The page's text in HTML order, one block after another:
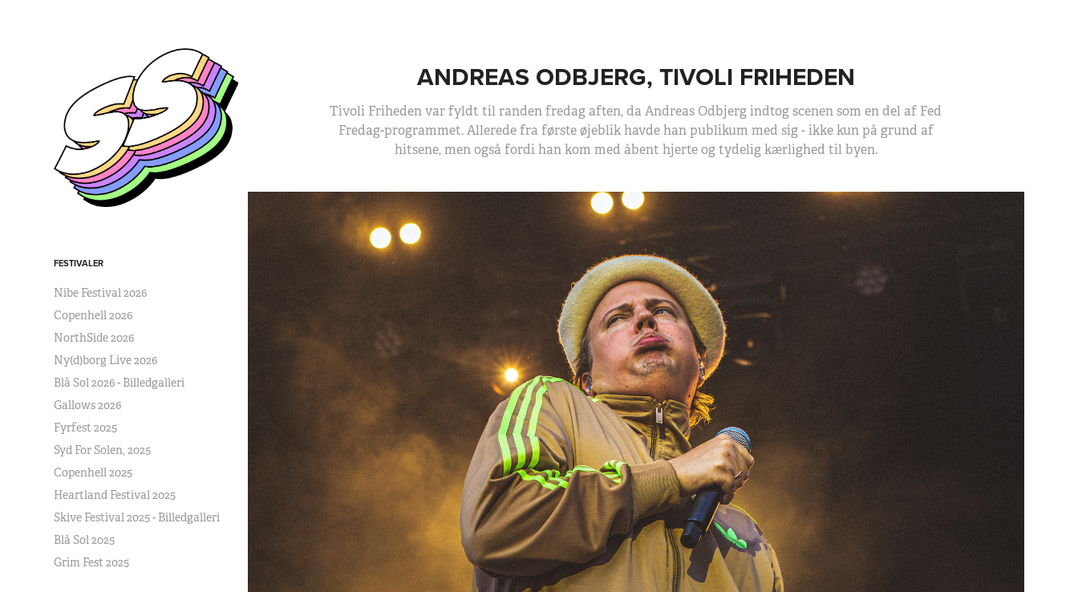
FESTIVALER
Nibe Festival 2026
Copenhell 2026
NorthSide 2026
Ny(d)borg Live 2026
Blå Sol 2026 - Billedgalleri
Gallows 2026
Fyrfest 2025
Syd For Solen, 2025
Copenhell 2025
Heartland Festival 2025
Skive Festival 2025 - Billedgalleri
Blå Sol 2025
Grim Fest 2025
ANDREAS ODBJERG, TIVOLI FRIHEDEN
Tivoli Friheden var fyldt til randen fredag aften, da Andreas Odbjerg indtog scenen som en del af Fed
Fredag-programmet. Allerede fra første øjeblik havde han publikum med sig - ikke kun på grund af
hitsene, men også fordi han kom med åbent hjerte og tydelig kærlighed til byen.